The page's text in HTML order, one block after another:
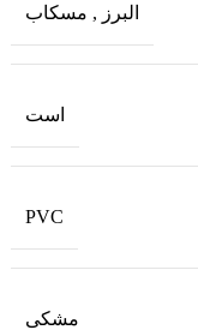
البرز , مسکاب
است
PVC
مشکی